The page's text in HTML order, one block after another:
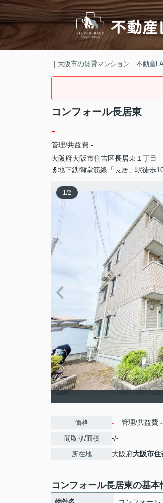
｜大阪市の賃貸マンション｜不動産
コンフォール長居東
-
管理/共益費 -
大阪府大阪市住吉区長居東 １丁目
地下鉄御堂筋線「長居」駅徒歩
1/2
価格 - 管理/共益費 -
間取り/面積 -/-
所在地 大阪府大阪市住
コンフォール長居東の基本